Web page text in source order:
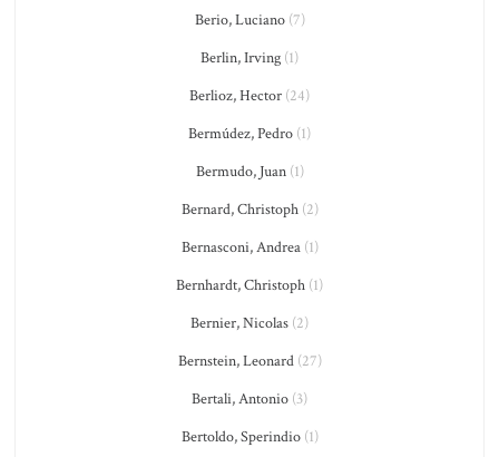
Berio, Luciano(7)
Berlin, Irving (1)
Berlioz, Hector (24)
Bermúdez, Pedro (1)
Bermudo, Juan(1)
Bernard, Christoph(2)
Bernasconi, Andrea(1)
Bernhardt, Christoph (1)
Bernier, Nicolas (2)
Bernstein, Leonard(27)
Bertali, Antonio (3)
Bertoldo, Sperindio(1)